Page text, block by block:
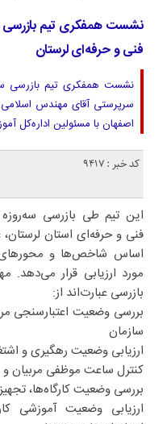
نشست همفکری تیم بازرسی
فنی و حرفه‌ای لرستان
نشست همفکری تیم بازرسی
سرپرستی آقای مهندس اسلامی
اصفهان با مسئولین اداره‌کل
کد خبر : 9417
این تیم طی بازرسی
فنی و حرفه‌ای استان لرستان،
اساس شاخص‌ها و محورهای
مورد ارزیابی قرار می‌دهد.
بازرسی عبارت‌اند از:
بررسی وضعیت اعتبارسنجی
سازمان
ارزیابی وضعیت رهگیری و
کنترل ساعت موظفی مربیان و
بررسی وضعیت کارگاه‌ها،
ارزیابی وضعیت آموزشی